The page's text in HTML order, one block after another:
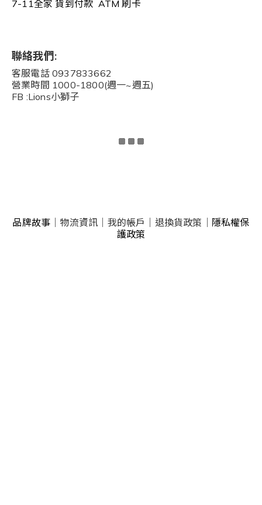
7-11全家 貨到付款 ATM 刷卡
聯絡我們:
客服電話 0937833662
營業時間 1000-1800(週一~週五)
FB :Lions小獅子
品牌故事 物流資訊 我的帳戶 退換貨政策
隱私權保
護政策